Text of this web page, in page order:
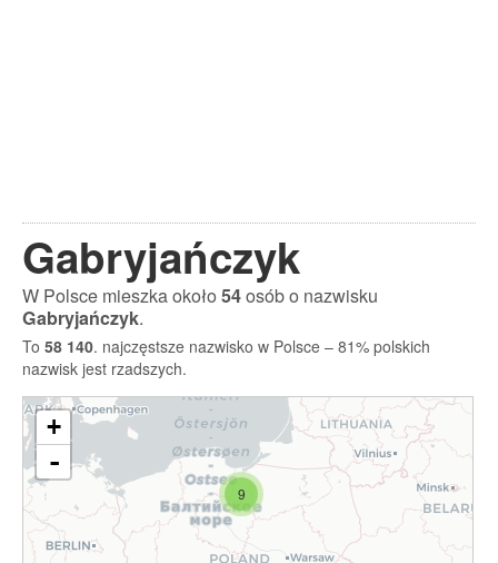
Gabryjańczyk
W Polsce mieszka około54osób o nazwisku
Gabryjańczyk.
To 58 140. najczęstsze nazwisko w Polsce – 81% polskich
nazwisk jest rzadszych.
9
+
-